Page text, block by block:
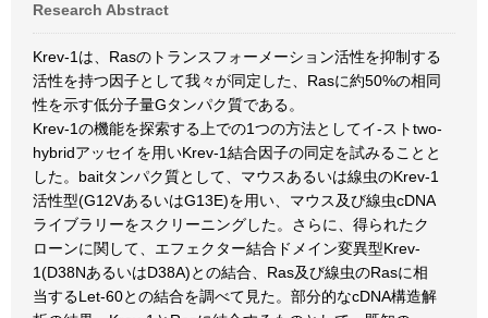
Research Abstract
Krev-1は、Rasのトランスフォーメーション活性を抑制する
活性を持つ因子として我々が同定した、Rasに約50%の相同
性を示す低分子量Gタンパク質である。
Krev-1の機能を探索する上での1つの方法としてイ-ストtwo-
hybridアッセイを用いKrev-1結合因子の同定を試みることと
した。baitタンパク質として、マウスあるいは線虫のKrev-1
活性型(G12VあるいはG13E)を用い、マウス及び線虫cDNA
ライブラリーをスクリーニングした。さらに、得られたク
ローンに関して、エフェクター結合ドメイン変異型Krev-
1(D38NあるいはD38A)との結合、Ras及び線虫のRasに相
当するLet-60との結合を調べて見た。部分的なcDNA構造解